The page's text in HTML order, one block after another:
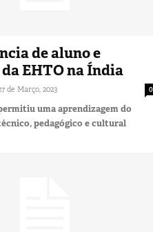
de aluno e
EHTO na Índia
de Março, 2023 0
uma aprendizagem do
pedagógico e cultural